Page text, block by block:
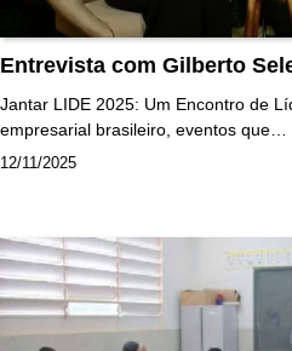
Entrevista com Gilberto
Jantar LIDE 2025: Um Encontro de
empresarial brasileiro, eventos que…
12/11/2025